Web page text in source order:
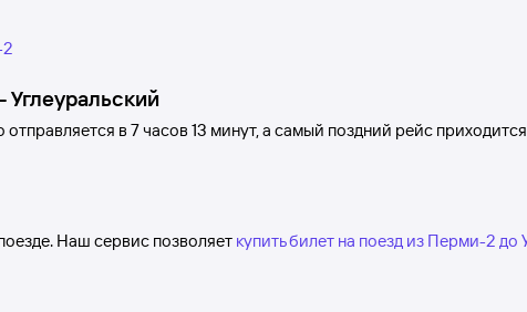
Углеуральский
отправляется в 7часов 13 минут, а самый поздний рейс приходится
Наш сервис позволяет купить билет на поезд из Перми-2 до